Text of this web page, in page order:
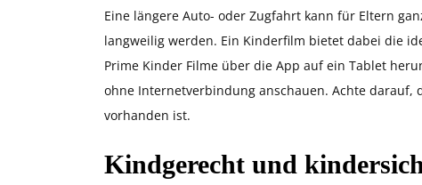
Eine längere Auto- oder Zugfahrt kann für Eltern
langweilig werden. Ein Kinderfilm bietet dabei die
Prime Kinder Filme über die App auf ein Tablet
ohne Internetverbindung anschauen. Achte darauf,
vorhanden ist.
Kindgerecht und